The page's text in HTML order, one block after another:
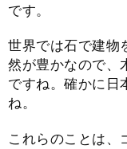
です。
世界では石で建物
然が豊かなので、
ですね。確かに日
ね。
これらのことは、